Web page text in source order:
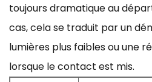
toujours dramatique au
cas, cela se traduit par un
lumières plus faibles ou une
lorsque le contact est mis.